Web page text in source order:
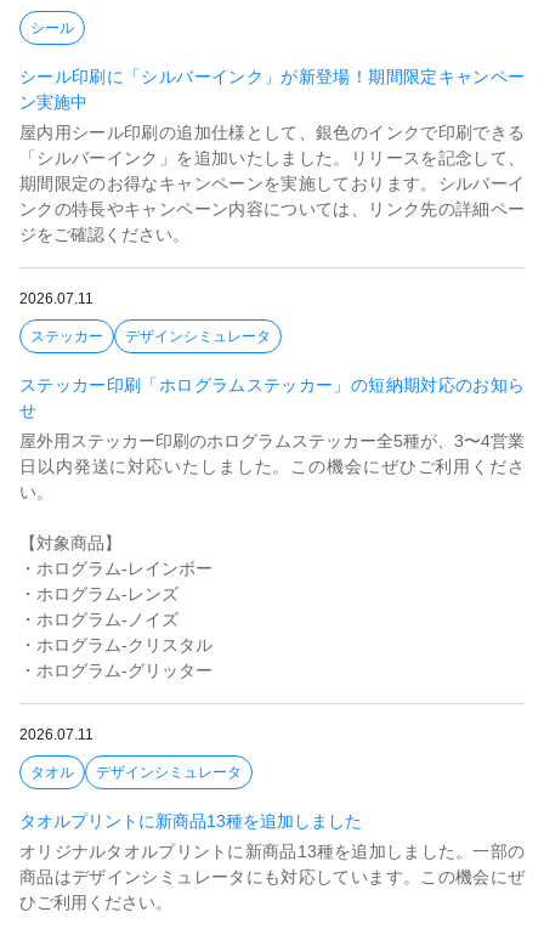
シール
シール印刷に「シルバーインク」が新登場！期間限定キャンペー
ン実施中
屋内用シール印刷の追加仕様として、銀色のインクで印刷できる
「シルバーインク」を追加いたしました。リリースを記念して、
期間限定のお得なキャンペーンを実施しております。シルバーイ
ンクの特長やキャンペーン内容については、リンク先の詳細ペー
ジをご確認ください。
2026.07.11
ステッカー デザインシミュレータ
ステッカー印刷「ホログラムステッカー」の短納期対応のお知ら
せ
屋外用ステッカー印刷のホログラムステッカー全5種が、3〜4営業
日以内発送に対応いたしました。この機会にぜひご利用くださ
い。
【対象商品】
・ホログラム-レインボー
・ホログラム-レンズ
・ホログラム-ノイズ
・ホログラム-クリスタル
・ホログラム-グリッター
2026.07.11
タオル デザインシミュレータ
タオルプリントに新商品13種を追加しました
オリジナルタオルプリントに新商品13種を追加しました。一部の
商品はデザインシミュレータにも対応しています。この機会にぜ
ひご利用ください。